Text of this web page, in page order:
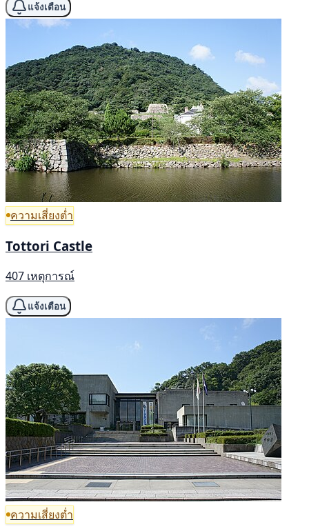
แจ้งเตือน
ความเสี่ยงต่ำ
Tottori Castle
407 เหตุการณ์
แจ้งเตือน
ความเสี่ยงต่ำ